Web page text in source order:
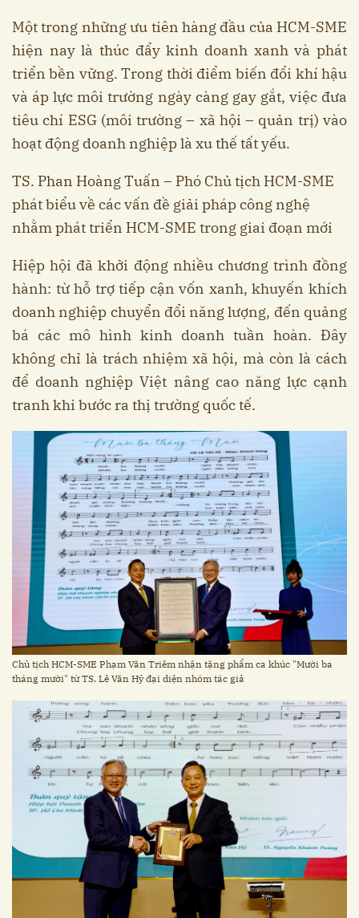
Một trong những ưu tiên hàng đầu của HCM-SME
hiện nay là thúc đẩy kinh doanh xanh và phát
triển bền vững. Trong thời điểm biến đổi khí hậu
và áp lực môi trường ngày càng gay gắt, việc đưa
tiêu chí ESG (môi trường – xã hội – quản trị) vào
hoạt động doanh nghiệp là xu thế tất yếu.
TS. Phan Hoàng Tuấn – Phó Chủ tịch HCM-SME
phát biểu về các vấn đề giải pháp công nghệ
nhằm phát triển HCM-SME trong giai đoạn mới
Hiệp hội đã khởi động nhiều chương trình đồng
hành: từ hỗ trợ tiếp cận vốn xanh, khuyến khích
doanh nghiệp chuyển đổi năng lượng, đến quảng
bá các mô hình kinh doanh tuần hoàn. Đây
không chỉ là trách nhiệm xã hội, mà còn là cách
để doanh nghiệp Việt nâng cao năng lực cạnh
tranh khi bước ra thị trường quốc tế.
Chủ tịch HCM-SME Phạm Văn Triêm nhận tặng phẩm ca khúc "Mười ba
tháng mười" từ TS. Lê Văn Hỷ đại diện nhóm tác giả